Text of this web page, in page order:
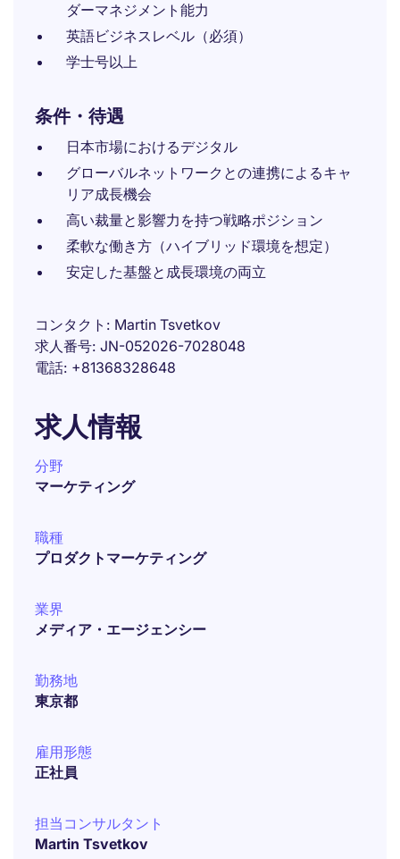
ダーマネジメント能力
英語ビジネスレベル（必須）
学士号以上
条件・待遇
日本市場におけるデジタル
グローバルネットワークとの連携によるキャ
リア成長機会
高い裁量と影響力を持つ戦略ポジション
柔軟な働き方（ハイブリッド環境を想定）
安定した基盤と成長環境の両立
コンタクト
Martin Tsvetkov
求人番号 JN-052026-7028048
電話 +81368328648
求人情報
分野
マーケティング
職種
プロダクトマーケティング
業界
メディア・エージェンシー
勤務地
東京都
雇用形態
正社員
担当コンサルタント
Martin Tsvetkov